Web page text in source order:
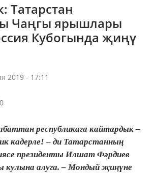
Татарстан
Чаңгы ярышлары
Кубогында җиңү
2019 - 17:11
0
республикага кайтардык –
кадерле! – ди Татарстанның
президенты Илшат Фәрдиев
кулына алуга. – Мондый җиңүне